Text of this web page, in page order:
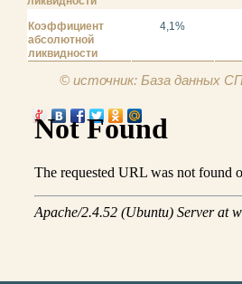
Коэффициент
абсолютной
ликвидности
4,1%
© источник: База данных